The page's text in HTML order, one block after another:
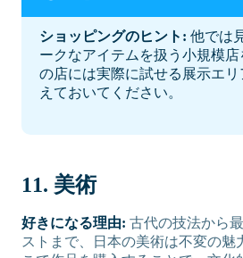
ショッピングのヒント: 他では
ークなアイテムを扱う小規模
の店には実際に試せる展示エ
えておいてください。
11. 美術
好きになる理由: 古代の技法から
ストまで、日本の美術は不変の魅